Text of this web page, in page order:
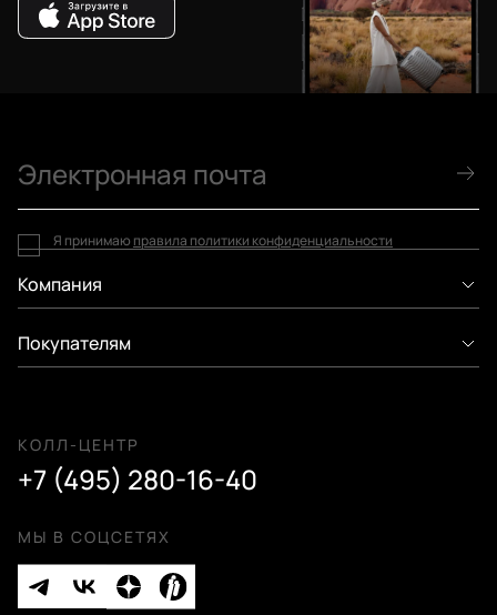
Компания
Покупателям
КОЛЛ-ЦЕНТР
+7 (495) 280-16-40
МЫ В СОЦСЕТЯХ
Я принимаю правила политики конфиденциальности